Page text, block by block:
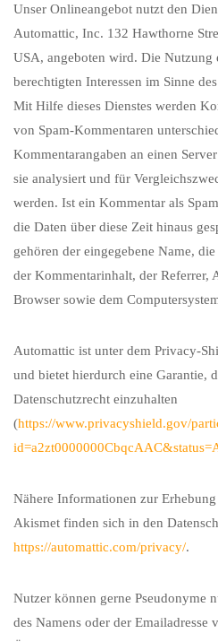
Unser Onlineangebot nutzt den
Automattic, Inc. 132 Hawthorne
USA, angeboten wird. Die Nutzung
berechtigten Interessen im Sinne
Mit Hilfe dieses Dienstes werden
von Spam-Kommentaren
Kommentarangaben an einen
sie analysiert und für
werden. Ist ein Kommentar als
die Daten über diese Zeit hinaus
gehören der eingegebene Name,
der Kommentarinhalt, der Referrer,
Browser sowie dem
Automattic ist unter dem Privacy-
und bietet hierdurch eine Garantie,
Datenschutzrecht einzuhalten
(https://www.privacyshield.gov/
Nähere Informationen zur
Akismet finden sich in den
https://automattic.com/privacy/.
Nutzer können gerne Pseudonyme
des Namens oder der Emailadresse